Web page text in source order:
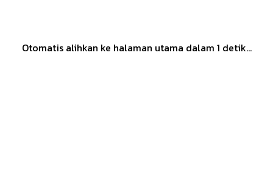
Otomatis alihkan ke halaman utama dalam 1 detik...